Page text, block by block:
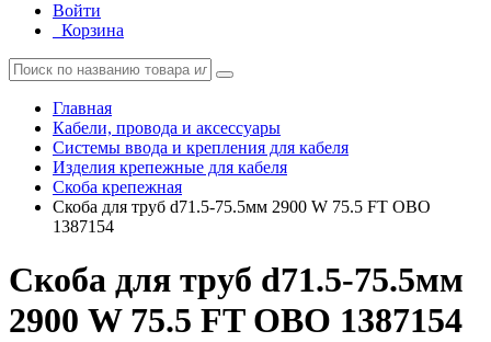
Войти
Корзина
Главная
Кабели, провода и аксессуары
Системы ввода и крепления для кабеля
Изделия крепежные для кабеля
Скоба крепежная
Скоба для труб d71.5-75.5мм 2900 W 75.5 FT OBO
1387154
Скоба для труб d71.5-75.5мм
2900 W 75.5 FT OBO 1387154